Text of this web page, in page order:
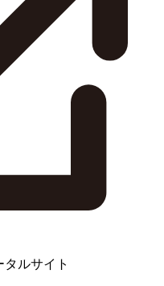
ルサイト